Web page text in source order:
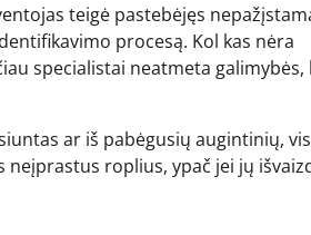
teigė pastebėjęs
procesą. Kol kas nėra
specialistai neatmeta galimybės,
ar iš pabėgusių augintinių,
roplius, ypač jei jų